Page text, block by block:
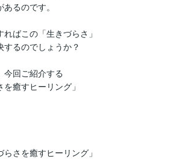
るのです。
ばこの「生きづらさ」
するのでしょうか？
今回ご紹介する
を癒すヒーリング」
さを癒すヒーリング」